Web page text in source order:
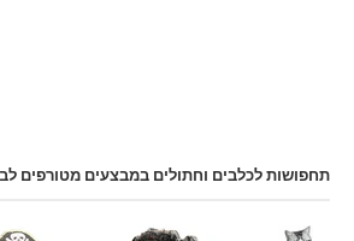
תחפושות לכלבים וחתולים במבצעים מטורפים